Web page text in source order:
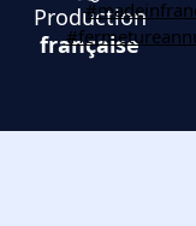
Production
française